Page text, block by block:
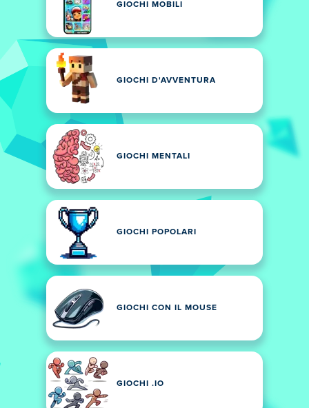
GIOCHI MOBILI
GIOCHI D'AVVENTURA
GIOCHI MENTALI
GIOCHI POPOLARI
GIOCHI CON IL MOUSE
GIOCHI .IO